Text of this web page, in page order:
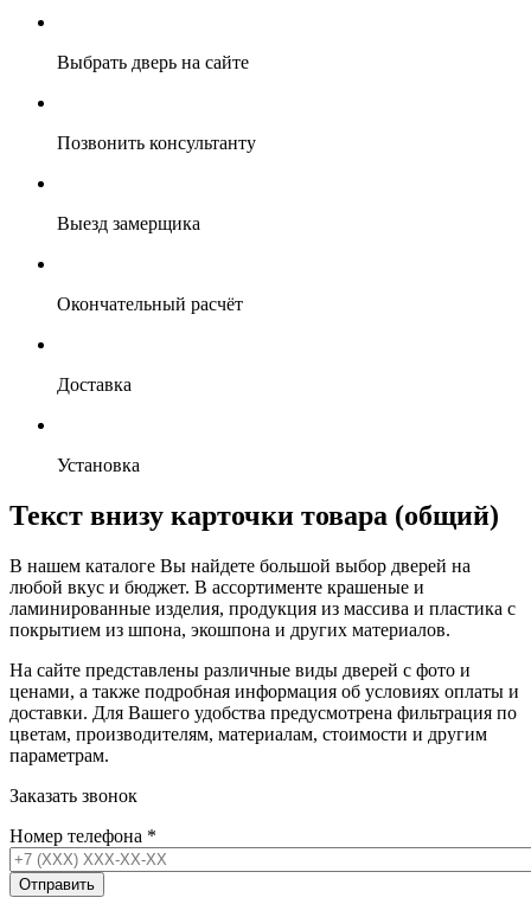
Выбрать дверь на сайте
Позвонить консультанту
Выезд замерщика
Окончательный расчёт
Доставка
Установка
Текст внизу карточки товара (общий)
В нашем каталоге Вы найдете большой выбор дверей на
любой вкус и бюджет. В ассортименте крашеные и
ламинированные изделия, продукция из массива и пластика с
покрытием из шпона, экошпона и других материалов.
На сайте представлены различные виды дверей с фото и
ценами, а также подробная информация об условиях оплаты и
доставки. Для Вашего удобства предусмотрена фильтрация по
цветам, производителям, материалам, стоимости и другим
параметрам.
Заказать звонок
Номер телефона *